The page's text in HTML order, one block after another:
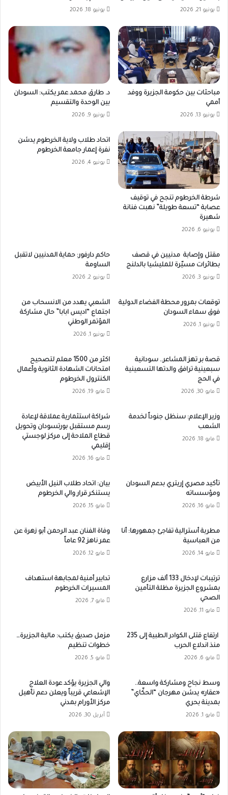
يونيو 21, 2026 يونيو 18, 2026
مباحثات بين حكومة الجزيرة ووفد
أممي
يونيو 13, 2026
د. طارق محمد عمر يكتب: السودان
بين الوحدة والتقسيم
يونيو 9, 2026
شرطة الخرطوم تنجح في توقيف
عصابة “تسعة طويلة” نهبت فنانة
شهيرة
يونيو 6, 2026
اتحاد طلاب ولاية الخرطوم يدشن
نفرة إعمار جامعة الخرطوم
يونيو 4, 2026
مقتل وإصابة مدنيين في قصف
بطائرات مسيّرة للمليشيا بالدلنج
يونيو 3, 2026
حاكم دارفور: حماية المدنيين لاتقبل
الساومة
يونيو 2, 2026
توقعات بمرور محطة الفضاء الدولية
فوق سماء السودان
يونيو 1, 2026
الشعبي يهدد من الانسحاب من
اجتماع “اديس ابابا” حال مشاركة
المؤتمر الوطني
يونيو 1, 2026
قصة بر تهز المشاعر.. سودانية
سبعينية ترافق والدتها التسعينية
في الحج
مايو 30, 2026
اكثر من 1500 معلم لتصحيح
امتحانات الشهادة الثانوية وأعمال
الكنترول الخرطوم
مايو 19, 2026
وزير الإعلام: سنظل جنوداً لخدمة
الشعب
مايو 18, 2026
شراكة استثمارية عملاقة لإعادة
رسم مستقبل بورتسودان وتحويل
قطاع الملاحة إلى مركز لوجستي
إقليمي
مايو 16, 2026
تأكيد مصري إريتري بدعم السودان
ومؤسساته
مايو 16, 2026
بيان: اتحاد طلاب النيل الأبيض
يستنكر قرار والي الخرطوم
مايو 15, 2026
مطربة أسترالية تفاجئ جمهورها: أنا
من العباسية
مايو 14, 2026
وفاة الفنان عبد الرحمن أبو زهرة عن
عمر ناهز 92 عاماً
مايو 12, 2026
ترتيبات لإدخال 133 ألف مزارع
بمشروع الجزيرة مظلة التأمين
الصحي
مايو 11, 2026
تدابير أمنية لمجابهة استهداف
المسيرات الخرطوم
مايو 7, 2026
ارتفاع قتلى الكوادر الطبية إلى 235
منذ اندلاع الحرب
مايو 6, 2026
مزمل صديق يكتب: مالية الجزيرة…
خطوات تنظيم
مايو 5, 2026
وسط نجاح ومشاركة واسعة..
«عقار» يدشن مهرجان “الحكّاي”
بمدينة بحري
مايو 1, 2026
والي الجزيرة يؤكد عودة العلاج
الإشعاعي قريباً ويعلن دعم تأهيل
مركز الأورام بمدني
أبريل 30, 2026